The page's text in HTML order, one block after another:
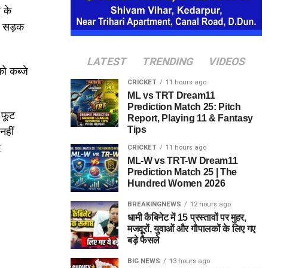
के
सड़क
कब्जे
फूट
LATEST TRENDING VIDEOS
CRICKET 11 hours ago
ML vs TRT Dream11
Prediction Match 25: Pitch
Report, Playing 11 & Fantasy
Tips
CRICKET 11 hours ago
ML-W vs TRT-W Dream11
Prediction Match 25 | The
Hundred Women 2026
BREAKINGNEWS 12 hours ago
धामी कैबिनेट में 15 प्रस्तावों पर मुहर,
मजदूरों, युवाओं और गौपालकों के लिए गए
बड़े फैसले
BIG NEWS 13 hours ago